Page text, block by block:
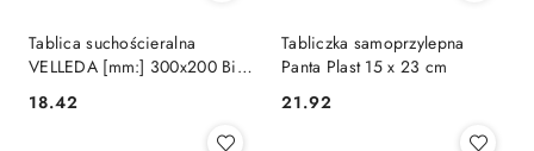
Tablica suchościeralna
VELLEDA [mm:] 300x200 Bic
Kids (841362)
Cena:
18.42
Tabliczka samoprzylepna
Panta Plast 15 x 23 cm
Cena:
21.92